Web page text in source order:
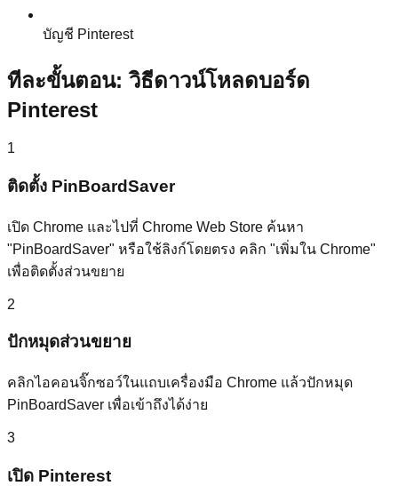
บัญชี Pinterest
ทีละขั้นตอน: วิธีดาวน์โหลดบอร์ด
Pinterest
1
ติดตั้ง PinBoardSaver
เปิด Chrome และไปที่ Chrome Web Store ค้นหา
"PinBoardSaver" หรือใช้ลิงก์โดยตรง คลิก "เพิ่มใน Chrome"
เพื่อติดตั้งส่วนขยาย
2
ปักหมุดส่วนขยาย
คลิกไอคอนจิ๊กซอว์ในแถบเครื่องมือ Chrome แล้วปักหมุด
PinBoardSaver เพื่อเข้าถึงได้ง่าย
3
เปิด Pinterest